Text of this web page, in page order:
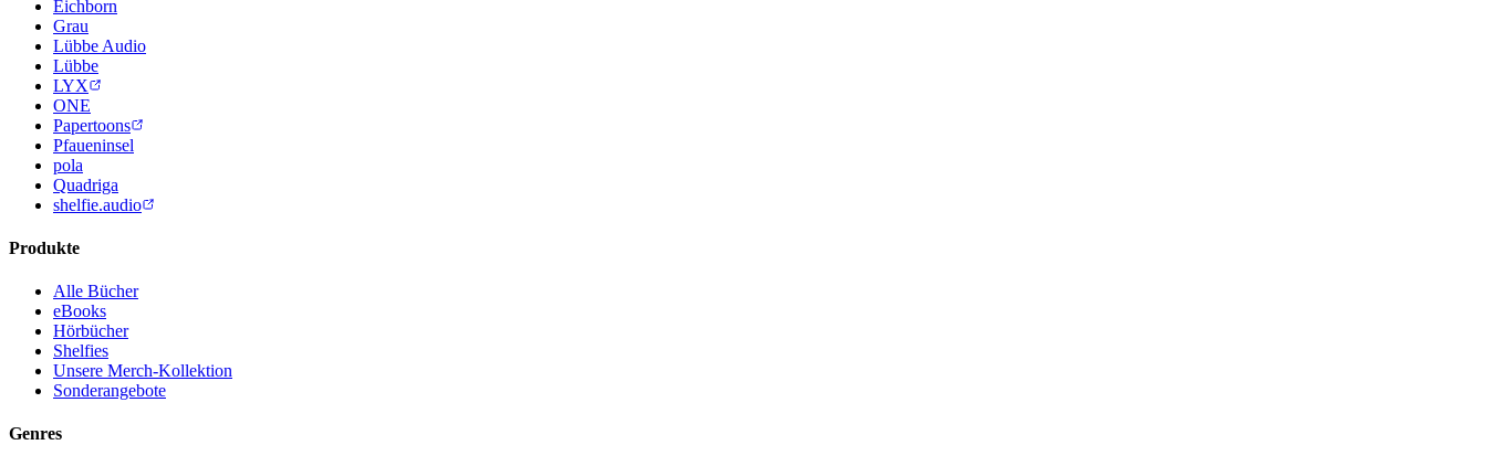
Eichborn
Grau
Lübbe Audio
Lübbe
LYX
ONE
Papertoons
Pfaueninsel
pola
Quadriga
shelfie.audio
Produkte
Alle Bücher
eBooks
Hörbücher
Shelfies
Unsere Merch-Kollektion
Sonderangebote
Genres